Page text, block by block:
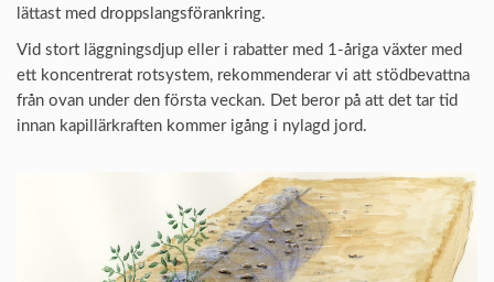
lättast med droppslangsförankring.
Vid stort läggningsdjup eller i rabatter med 1-åriga växter med
ett koncentrerat rotsystem, rekommenderar vi att stödbevattna
från ovan under den första veckan. Det beror på att det tar tid
innan kapillärkraften kommer igång i nylagd jord.